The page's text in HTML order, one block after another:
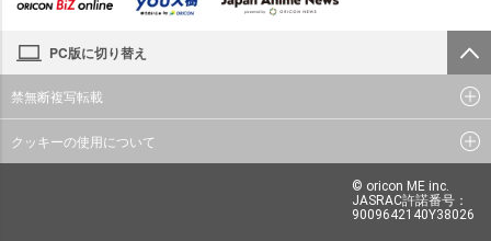
PC版に切り替え
禁無断複写転載
クッキーの使用について
© oricon ME inc.
JASRAC許諾番号：
9009642140Y38026